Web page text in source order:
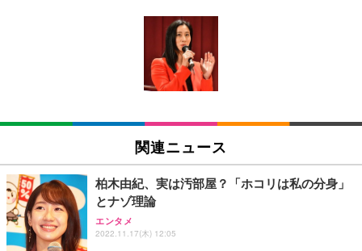
[EdoErgo] オフィスチェア 椅子 テレワーク 疲れな
い 跳ね上げ式アームレスト コンパクト 約105度ロッ
キング pc 事務椅子 360度回転 座面昇降 強化ナイロ
ン樹脂ベース 通気性メッシュ 在宅ワーク H-WY01
(黒網+黒枠+黒足)
SIHOO B100 オフィスチェア／デスクチェア メッシ
ュチェア 人間工学 疲れない ブラック
￥27,999
Sezlife オフィスチェア デスクチェア 疲れない テレ
ワーク チェア 強化バックレスト 30度ロッキング機
能 人間工学 椅子 腰サポート 90度跳ね上げ式アーム
EIZO ビジネス向けプレミアムモニター | FlexScan
EV3240X-WT | 31.5型4K UHD・USB Type-C・ホワ
EIZO ビジネス向けプレミアムモニター | FlexScan
￥109,572
【純正品】27"ゲーミングモニター DualSense 充電
フック付き（CFI-ZDM1J）
Amazonベーシック ペットシーツ 薄型 レギュラー 1
回使い捨て 無香料 ホワイト 300枚
Amazonベーシック ペットシーツ 厚型 ワイド 42枚
x2袋(84枚) ホワイト(吸収面:ライトブルー)
￥3,234
ネオ・ルーライフ ネオ・オムツ L 中型犬用 26枚入
り 単品
関連ニュース
柏木由紀、実は汚部屋？「ホコリは私の分身」
とナゾ理論
エンタメ
2022.11.17(木) 12:05